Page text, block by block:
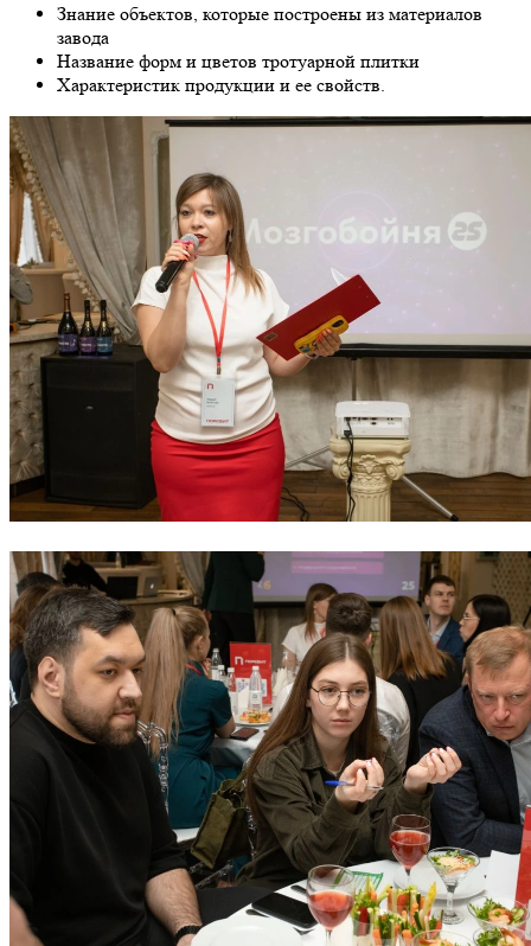
Знание объектов, которые построены из материалов
завода
Название форм и цветов тротуарной плитки
Характеристик продукции и ее свойств.